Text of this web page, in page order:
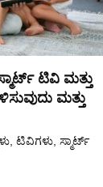
ಟಿವಿ ಮತ್ತು
ಮತ್ತು
ಟಿವಿಗಳು, ಸ್ಮಾರ್ಟ್